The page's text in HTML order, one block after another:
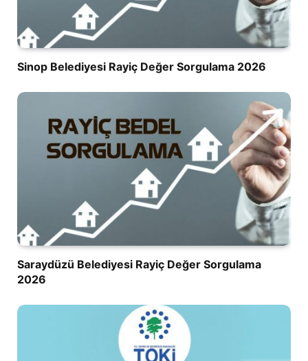
Sinop Belediyesi Rayiç Değer Sorgulama 2026
Saraydüzü Belediyesi Rayiç Değer Sorgulama
2026